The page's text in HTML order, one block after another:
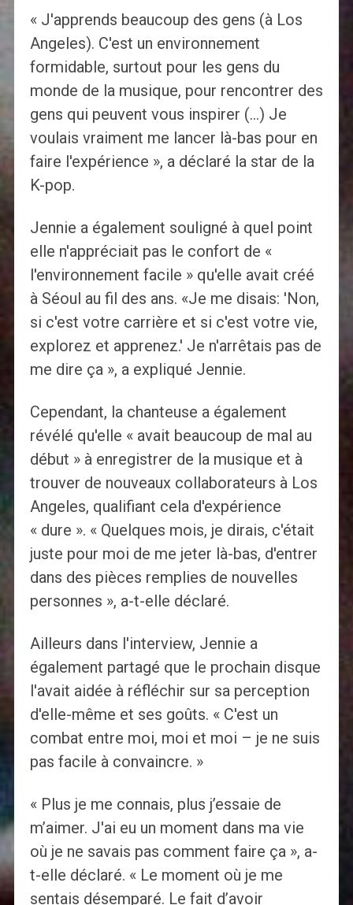
« J'apprends beaucoup des gens (à Los
Angeles). C'est un environnement
formidable, surtout pour les gens du
monde de la musique, pour rencontrer des
gens qui peuvent vous inspirer (…) Je
voulais vraiment me lancer là-bas pour en
faire l'expérience », a déclaré la star de la
K-pop.
Jennie a également souligné à quel point
elle n'appréciait pas le confort de «
l'environnement facile » qu'elle avait créé
à Séoul au fil des ans. «Je me disais: 'Non,
si c'est votre carrière et si c'est votre vie,
explorez et apprenez.' Je n'arrêtais pas de
me dire ça », a expliqué Jennie.
Cependant, la chanteuse a également
révélé qu'elle « avait beaucoup de mal au
début » à enregistrer de la musique et à
trouver de nouveaux collaborateurs à Los
Angeles, qualifiant cela d'expérience
« dure ». « Quelques mois, je dirais, c'était
juste pour moi de me jeter là-bas, d'entrer
dans des pièces remplies de nouvelles
personnes », a-t-elle déclaré.
Ailleurs dans l'interview, Jennie a
également partagé que le prochain disque
l'avait aidée à réfléchir sur sa perception
d'elle-même et ses goûts. « C'est un
combat entre moi, moi et moi – je ne suis
pas facile à convaincre. »
« Plus je me connais, plus j’essaie de
m’aimer. J'ai eu un moment dans ma vie
où je ne savais pas comment faire ça », a-
t-elle déclaré. « Le moment où je me
sentais désemparé. Le fait d’avoir